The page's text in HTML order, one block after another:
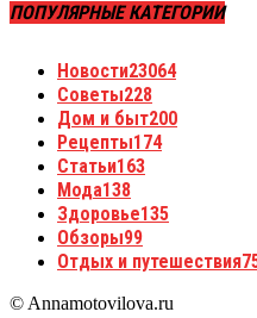
ПОПУЛЯРНЫЕ КАТЕГОРИИ
Новости23064
Советы228
Дом и быт200
Рецепты174
Статьи163
Мода138
Здоровье135
Обзоры99
Отдых и путешествия
© Annamotovilova.ru